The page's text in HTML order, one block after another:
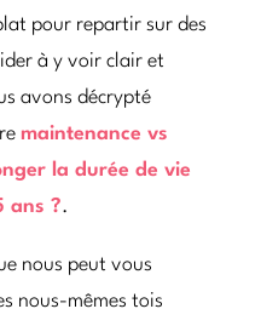
pour repartir sur des
à y voir clair et
avons décrypté
maintenance vs
la durée de vie
ans ?.
nous peut vous
nous-mêmes tois